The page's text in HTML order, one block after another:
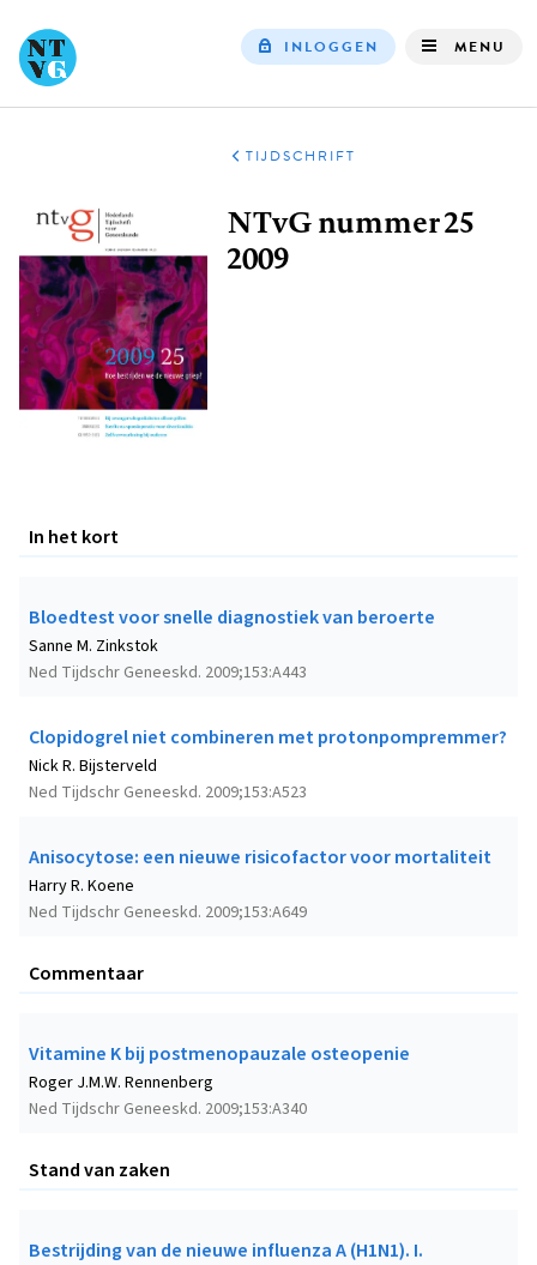
INLOGGEN MENU
TIJDSCHRIFT
NTvG nummer 25
2009
In het kort
Bloedtest voor snelle diagnostiek van beroerte
Ned Tijdschr Geneeskd. 2009;153:A443
Sanne M. Zinkstok
Clopidogrel niet combineren met protonpompremmer?
Ned Tijdschr Geneeskd. 2009;153:A523
Nick R. Bijsterveld
Anisocytose: een nieuwe risicofactor voor mortaliteit
Ned Tijdschr Geneeskd. 2009;153:A649
Harry R. Koene
Commentaar
Vitamine K bij postmenopauzale osteopenie
Ned Tijdschr Geneeskd. 2009;153:A340
Roger J.M.W. Rennenberg
Stand van zaken
Bestrijding van de nieuwe influenza A (H1N1). I.